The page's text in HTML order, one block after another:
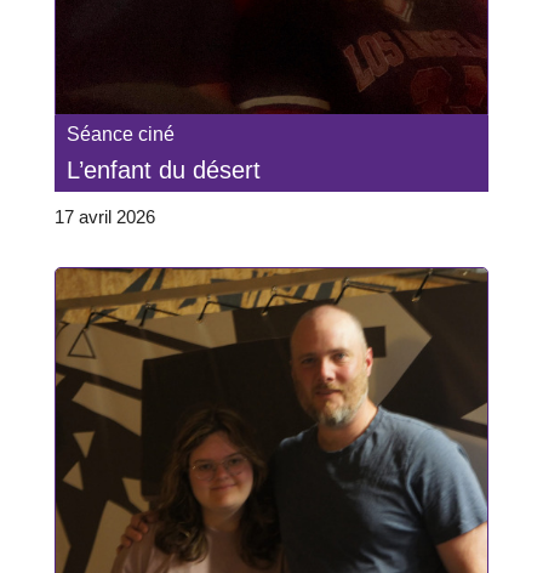
Séance ciné
L’enfant du désert
17 avril 2026